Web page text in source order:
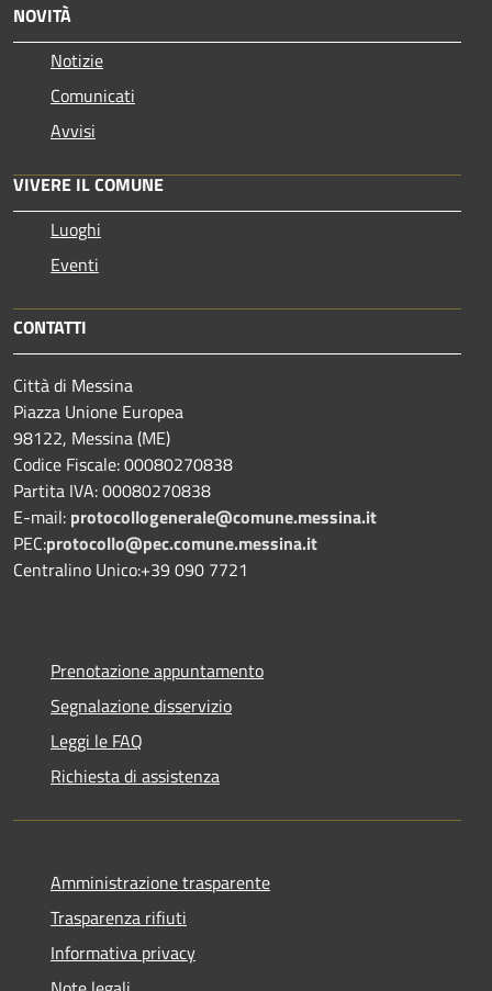
NOVITÀ
Notizie
Comunicati
Avvisi
VIVERE IL COMUNE
Luoghi
Eventi
CONTATTI
Città di Messina
Piazza Unione Europea
98122, Messina (ME)
Codice Fiscale: 00080270838
Partita IVA: 00080270838
E-mail: protocollogenerale@comune.messina.it
PEC:protocollo@pec.comune.messina.it
Centralino Unico:+39 090 7721
Prenotazione appuntamento
Segnalazione disservizio
Leggi le FAQ
Richiesta di assistenza
Amministrazione trasparente
Trasparenza rifiuti
Informativa privacy